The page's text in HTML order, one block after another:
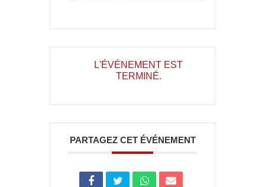
L'ÉVÉNEMENT EST
TERMINÉ.
PARTAGEZ CET ÉVÉNEMENT